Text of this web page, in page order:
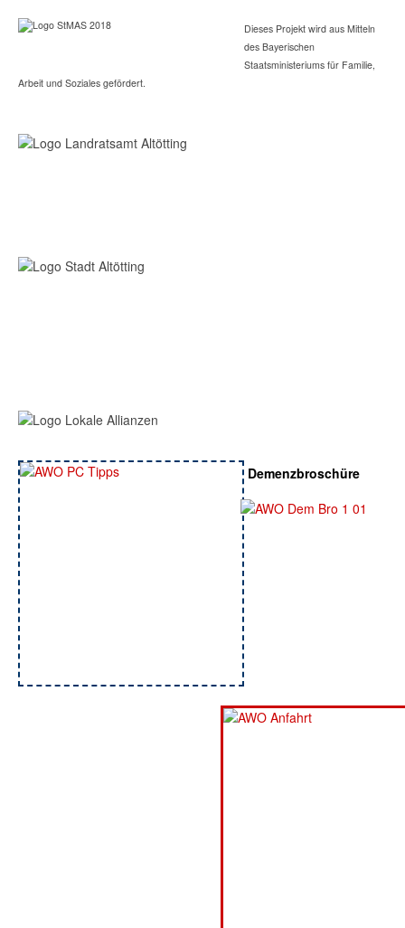
Dieses Projekt wird aus Mitteln
des Bayerischen
Staatsministeriums für Familie,
Arbeit und Soziales gefördert.
Demenzbroschüre